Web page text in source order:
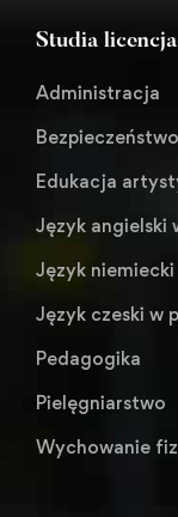
Studia
Administracja
Edukacja
Język angielski
Język
Język czeski w
Pedagogika
Pielęgniarstwo
Wychowanie